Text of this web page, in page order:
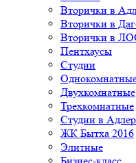
Вторички в
Вторички в
Вторички в
Пентхаусы
Студии
Двухкомнатные
Трехкомнатные
Студии в
ЖК Бытха 2016
Элитные